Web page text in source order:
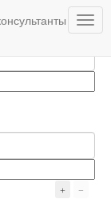
о скидках)